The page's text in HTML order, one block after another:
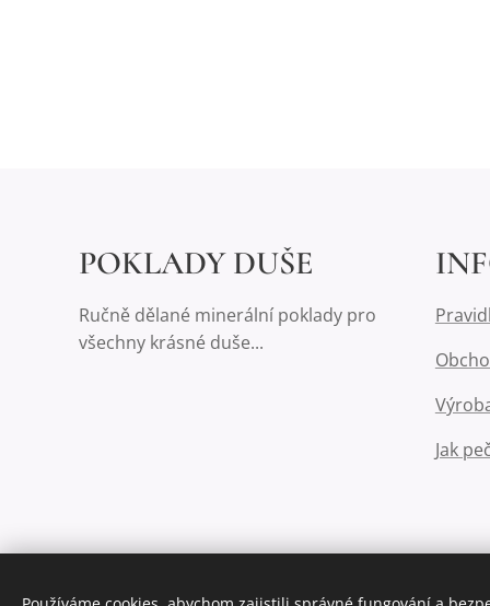
POKLADY DUŠE
Ručně dělané minerální poklady pro
všechny krásné duše...
Jak